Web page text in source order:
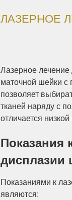
ЛАЗЕРНОЕ
Лазерное
маточной шейки с
позволяет
тканей наряду с
отличается
Показания
дисплазии
Показаниями к
являются: